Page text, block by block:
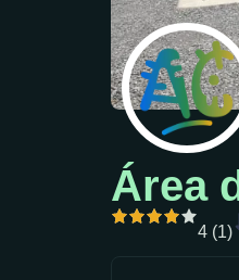
Área
4 (1)